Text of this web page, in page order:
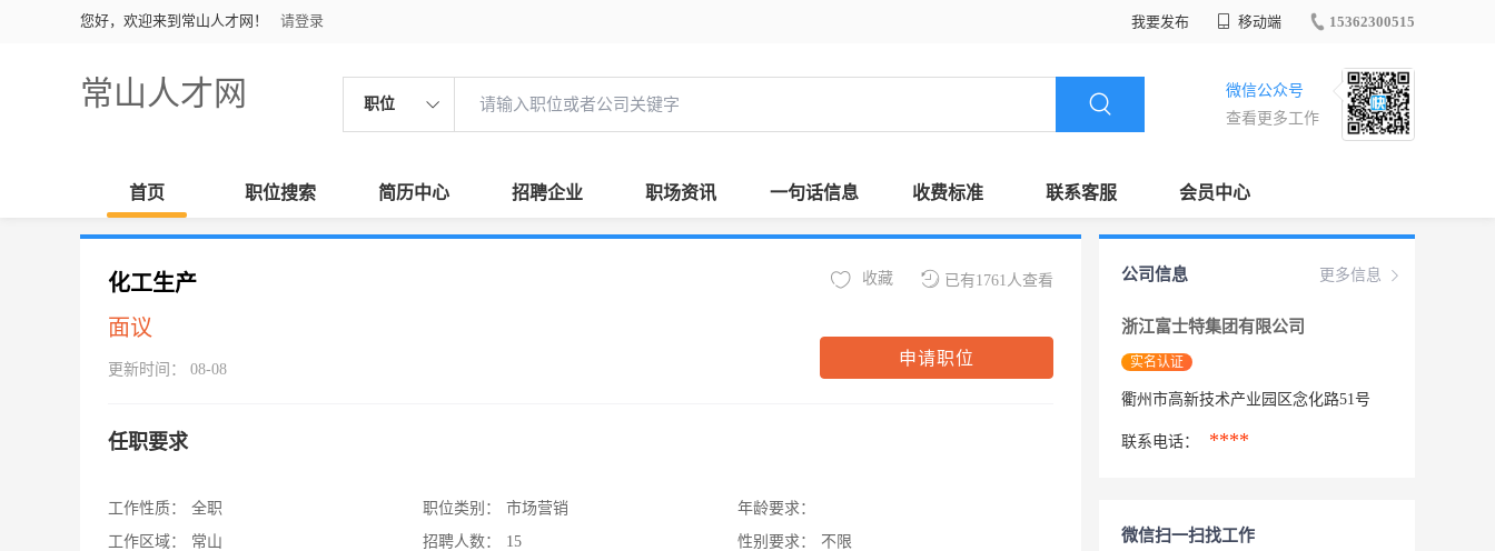
您好，欢迎来到常山人才网！ 请登录 我要发布 移动端 15362300515
常山人才网 职位
微信公众号
查看更多工作
首页 职位搜索 简历中心 招聘企业 职场资讯 一句话信息 收费标准 联系客服 会员中心
化工生产
面议
更新时间： 08-08
已有1761人查看
收藏
申请职位
任职要求
工作性质：
全职
工作区域：
常山
职位类别：
市场营销
招聘人数：
15
年龄要求：
性别要求：
不限
更多信息
公司信息
浙江富士特集团有限公司
实名认证
衢州市高新技术产业园区念化路51号
联系电话： ****
微信扫一扫找工作